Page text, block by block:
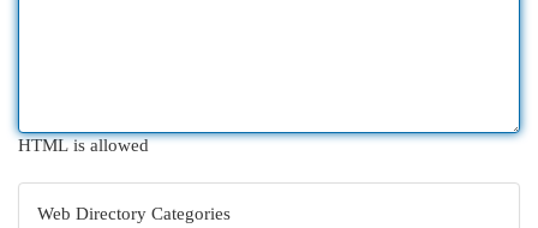
HTML is allowed
Web Directory Categories